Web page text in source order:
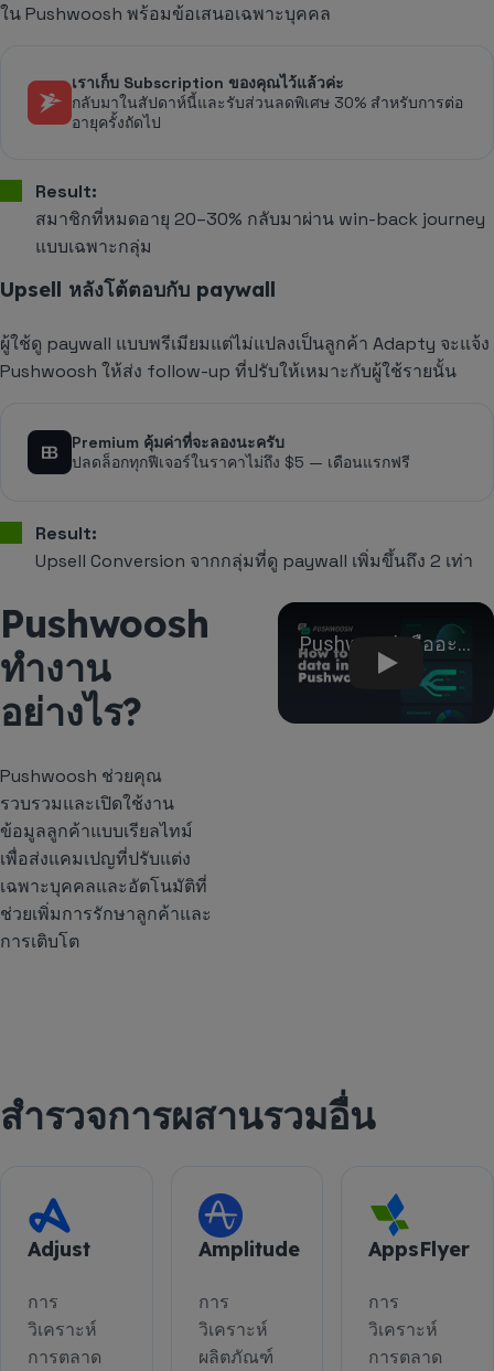
ใน Pushwoosh พร้อมข้อเสนอเฉพาะบุคคล
เราเก็บ Subscription ของคุณไว้แล้วค่ะ
กลับมาในสัปดาห์นี้และรับส่วนลดพิเศษ 30% สำหรับการต่อ
อายุครั้งถัดไป
Result:
สมาชิกที่หมดอายุ 20–30% กลับมาผ่าน win-back journey
แบบเฉพาะกลุ่ม
Upsell หลังโต้ตอบกับ paywall
ผู้ใช้ดู paywall แบบพรีเมียมแต่ไม่แปลงเป็นลูกค้า Adapty จะแจ้ง
Pushwoosh ให้ส่ง follow-up ที่ปรับให้เหมาะกับผู้ใช้รายนั้น
Premium คุ้มค่าที่จะลองนะครับ
ปลดล็อกทุกฟีเจอร์ในราคาไม่ถึง $5 — เดือนแรกฟรี
Result:
Upsell Conversion จากกลุ่มที่ดู paywall เพิ่มขึ้นถึง 2 เท่า
Pushwoosh
ทำงาน
อย่างไร?
Pushwoosh ช่วยคุณ
รวบรวมและเปิดใช้งาน
ข้อมูลลูกค้าแบบเรียลไทม์
เพื่อส่งแคมเปญที่ปรับแต่ง
เฉพาะบุคคลและอัตโนมัติที่
ช่วยเพิ่มการรักษาลูกค้าและ
การเติบโต
Play
สำรวจการผสานรวมอื่น
Adjust
การ
วิเคราะห์
การตลาด
Amplitude
การ
วิเคราะห์
ผลิตภัณฑ์
AppsFlyer
การ
วิเคราะห์
การตลาด